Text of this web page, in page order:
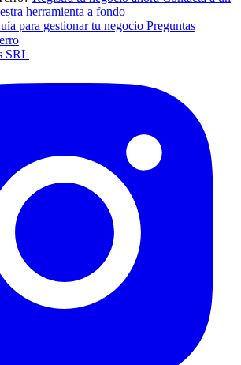
herramienta a fondo
para gestionar tu negocio Preguntas
SRL